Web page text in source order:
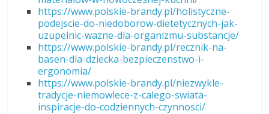
https://www.polskie-brandy.pl/holistyczne-
podejscie-do-niedoborow-dietetycznych-jak-
uzupelnic-wazne-dla-organizmu-substancje/
https://www.polskie-brandy.pl/recznik-na-
basen-dla-dziecka-bezpieczenstwo-i-
ergonomia/
https://www.polskie-brandy.pl/niezwykle-
tradycje-niemowlece-z-calego-swiata-
inspiracje-do-codziennych-czynnosci/